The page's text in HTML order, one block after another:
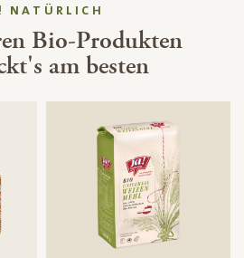
NATÜRLICH
Bio-Produkten
am besten